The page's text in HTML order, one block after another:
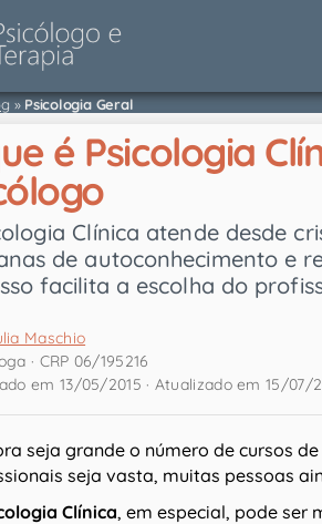
» Psicologia Geral
é Psicologia
Clínica atende desde
de autoconhecimento e
facilita a escolha do
Maschio
· CRP 06/195216
em 13/05/2015 · Atualizado em 15/07/
seja grande o número de cursos de
seja vasta, muitas pessoas
Clínica, em especial, pode ser